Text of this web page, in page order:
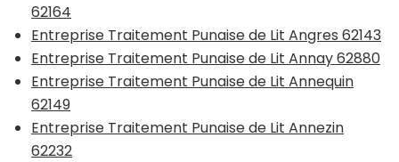
62164
Entreprise Traitement Punaise de Lit Angres 62143
Entreprise Traitement Punaise de Lit Annay 62880
Entreprise Traitement Punaise de Lit Annequin
62149
Entreprise Traitement Punaise de Lit Annezin
62232